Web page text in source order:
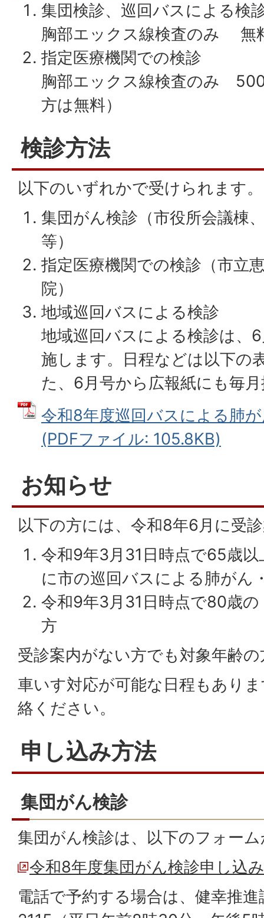
集団検診、巡回バスによる検
胸部エックス線検査のみ 無
指定医療機関での検診
胸部エックス線検査のみ
方は無料）
検診方法
以下のいずれかで受けられます。
集団がん検診（市役所会議棟
等）
指定医療機関での検診（市立
院）
地域巡回バスによる検診
地域巡回バスによる検診は、
施します。日程などは以下の
た、6月号から広報紙にも毎
令和8年度巡回バスによる肺
(PDFファイル: 105.8KB)
お知らせ
以下の方には、令和8年6月に受
令和9年3月31日時点で65歳
に市の巡回バスによる肺がん
令和9年3月31日時点で80歳の
方
受診案内がない方でも対象年齢
車いす対応が可能な日程もあり
絡ください。
申し込み方法
集団がん検診
集団がん検診は、以下のフォー
令和8年度集団がん検診申し込
電話で予約する場合は、健幸推